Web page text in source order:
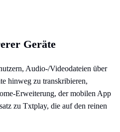
Geräte
Audio-/Videodateien über
hinweg zu transkribieren,
Erweiterung, der mobilen App
zu Txtplay, die auf den reinen